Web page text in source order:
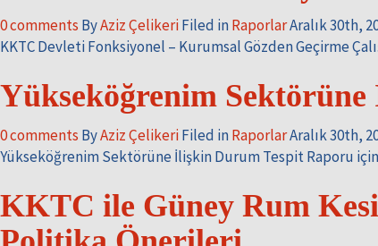
0comments ByAziz ÇelikeriFiled inRaporlarAralık 30th,
KKTC Devleti Fonksiyonel – Kurumsal Gözden Geçirme
Yükseköğrenim
0comments ByAziz ÇelikeriFiled inRaporlarAralık 30th,
Yükseköğrenim Sektörüne İlişkin Durum Tespit Raporu için
KKTC ile Güney Rum